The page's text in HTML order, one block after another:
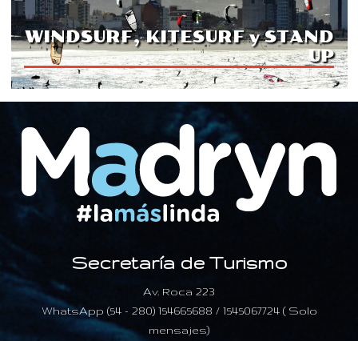
WINDSURF, KITESURF y STAND
UP
Secretaría de Turismo
Av. Roca 223
WhatsApp (54 - 280) 154665688 / 1545067724 ( Solo
mensajes)